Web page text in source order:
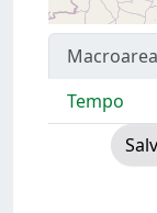
Macroarea
Tempo